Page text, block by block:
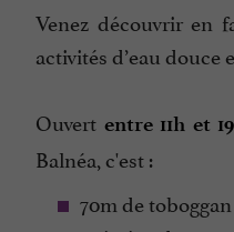
Salle de Séminaire
Sauna / Hammam
Tickets Restaurant
Toboggan Aquatique
Venez découvrir en
activités d’eau douce
Ouvert entre 11h et
Balnéa, c'est :
70m de